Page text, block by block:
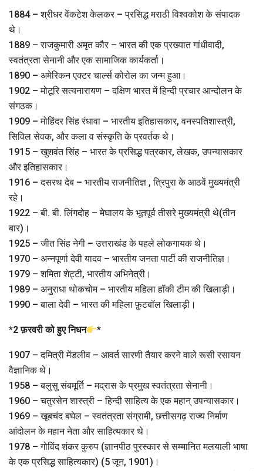
1884 – श्रीधर वेंकटेश केलकर – प्रसिद्ध मराठी विश्वकोश के संपादक
थे।
1889 – राजकुमारी अमृत कौर – भारत की एक प्रख्यात गांधीवादी,
स्वतंत्रता सेनानी और एक सामाजिक कार्यकर्ता।
1890 – अमेरिकन एक्टर चार्ल्स कोरोल का जन्म हुआ।
1902 – मोटूरि सत्यनारायण – दक्षिण भारत में हिन्दी प्रचार आन्दोलन के
संगठक।
1909 – मोहिंदर सिंह रंधावा – भारतीय इतिहासकार, वनस्पतिशास्त्री,
सिविल सेवक, और कला व संस्कृति के प्रवर्तक थे।
1915 – खुशवंत सिंह – भारत के प्रसिद्ध पत्रकार, लेखक, उपन्यासकार
और इतिहासकार।
1916 – दसरथ देब – भारतीय राजनीतिज्ञ , त्रिपुरा के आठवें मुख्यमंत्री
रहे।
1922 – बी. बी. लिंगदोह – मेघालय के भूतपूर्व तीसरे मुख्यमंत्री थे(तीन
बार)।
1925 – जीत सिंह नेगी – उत्तराखंड के पहले लोकगायक थे।
1970 – अन्नपूर्णा देवी यादव – भारतीय जनता पार्टी की राजनीतिज्ञ।
1979 – शमिता शेट्टी, भारतीय अभिनेत्री।
1989 – अनुराधा थोकचोम – भारतीय महिला हॉकी टीम की खिलाड़ी।
1990 – बाला देवी – भारत की महिला फ़ुटबॉल खिलाड़ी।
*2 फ़रवरी को हुए निधन *
1907 – दमित्री मेंडलीव – आवर्त सारणी तैयार करने वाले रूसी रसायन
वैज्ञानिक थे।
1958 – बलुसु संबमूर्ति – मद्रास के प्रमुख स्वतंत्रता सेनानी।
1960 – चतुरसेन शास्त्री – हिन्दी साहित्य के एक महान् उपन्यासकार।
1969 – खूबचंद बघेल – स्वतंत्रता संग्रामी, छत्तीसगढ़ राज्य निर्माण
आंदोलन के महान नेता और साहित्यकार थे।
1978 – गोविंद शंकर कुरुप (ज्ञानपीठ पुरस्कार से सम्मानित मलयाली भाषा
के एक प्रसिद्ध साहित्यकार) (5 जून, 1901)।